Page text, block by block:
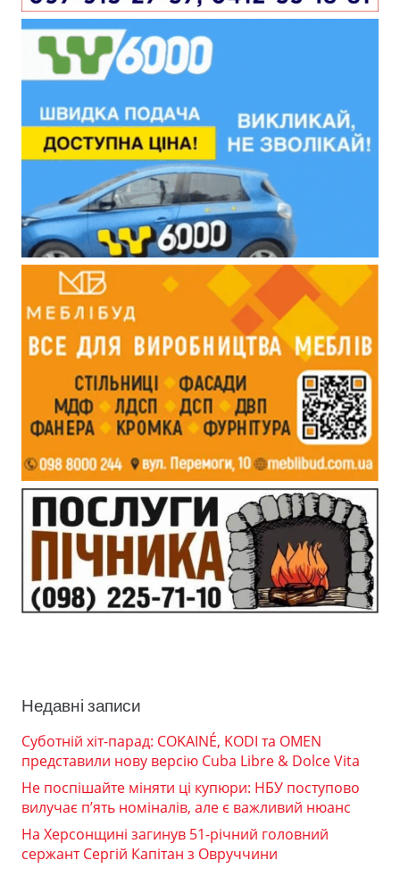
Недавні записи
Суботній хіт-парад: COKAINÉ, KODI та OMEN
представили нову версію Cuba Libre & Dolce Vita
Не поспішайте міняти ці купюри: НБУ поступово
вилучає п’ять номіналів, але є важливий нюанс
На Херсонщині загинув 51-річний головний
сержант Сергій Капітан з Овруччини